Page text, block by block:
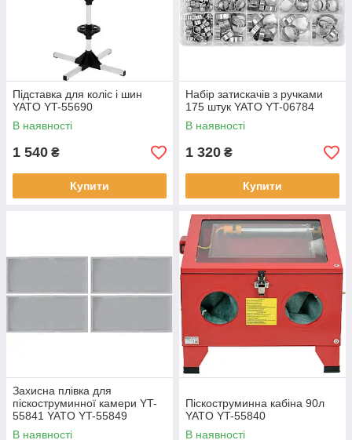
Підставка для коліс і шин
YATO YT-55690
В наявності
1 540 ₴
Купити
Набір затискачів з ручками
175 штук YATO YT-06784
В наявності
1 320 ₴
Купити
Захисна плівка для
піскоструминної камери YT-
55841 YATO YT-55849
В наявності
Піскоструминна кабіна 90л
YATO YT-55840
В наявності